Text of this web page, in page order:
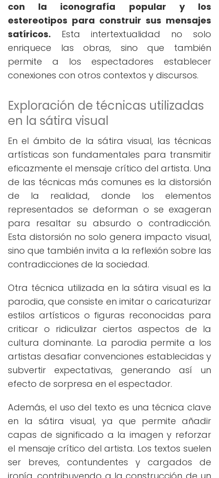
con la iconografía popular y los
estereotipos para construir sus mensajes
satíricos. Esta intertextualidad no solo
enriquece las obras, sino que también
permite a los espectadores establecer
conexiones con otros contextos y discursos.
Exploración de técnicas utilizadas
en la sátira visual
En el ámbito de la sátira visual, las técnicas
artísticas son fundamentales para transmitir
eficazmente el mensaje crítico del artista. Una
de las técnicas más comunes es la distorsión
de la realidad, donde los elementos
representados se deforman o se exageran
para resaltar su absurdo o contradicción.
Esta distorsión no solo genera impacto visual,
sino que también invita a la reflexión sobre las
contradicciones de la sociedad.
Otra técnica utilizada en la sátira visual es la
parodia, que consiste en imitar o caricaturizar
estilos artísticos o figuras reconocidas para
criticar o ridiculizar ciertos aspectos de la
cultura dominante. La parodia permite a los
artistas desafiar convenciones establecidas y
subvertir expectativas, generando así un
efecto de sorpresa en el espectador.
Además, el uso del texto es una técnica clave
en la sátira visual, ya que permite añadir
capas de significado a la imagen y reforzar
el mensaje crítico del artista. Los textos suelen
ser breves, contundentes y cargados de